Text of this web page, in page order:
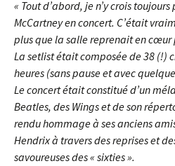
« Tout d’abord, je n’y crois
McCartney en concert. C’était
plus que la salle reprenait en cœur
La setlist était composée de 38 (!)
heures (sans pause et avec
Le concert était constitué d’un
Beatles, des Wings et de son
rendu hommage à ses anciens
Hendrix à travers des reprises et
savoureuses des « sixties ».